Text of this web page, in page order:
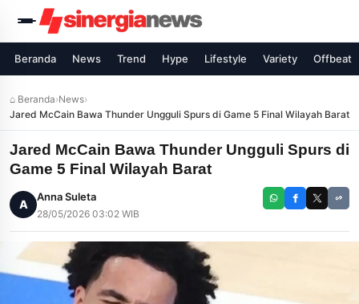
Beranda News Trend Hype Lifestyle Variety Offbeat
⌂ Beranda›News›
Jared McCain Bawa Thunder Ungguli Spurs di Game 5 Final Wilayah Barat
Jared McCain Bawa Thunder Ungguli Spurs di
Game 5 Final Wilayah Barat
A
Anna Suleta
28/05/2026 03:02 WIB